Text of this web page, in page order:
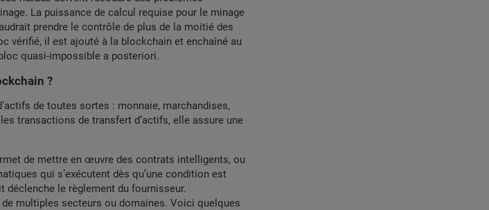
La puissance de calcul requise pour le minage
prendre le contrôle de plus de la moitié des
vérifié, il est ajouté à la blockchain et enchaîné au
quasi-impossible a posteriori.
?
de toutes sortes : monnaie, marchandises,
transactions de transfert d’actifs, elle assure une
de mettre en œuvre des contrats intelligents, ou
qui s’exécutent dès qu’une condition est
déclenche le règlement du fournisseur.
multiples secteurs ou domaines. Voici quelques